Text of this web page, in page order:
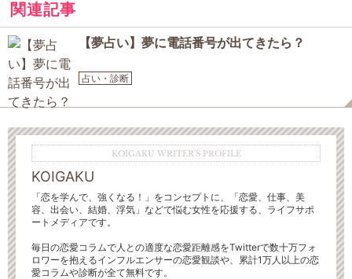
関連記事
【夢占い】夢に電話番号が出てきたら？
占い・診断
KOIGAKU WRITER'S PROFILE
KOIGAKU
「恋を学んで、強くなる！」をコンセプトに、「恋愛、仕事、美
容、出会い、結婚、浮気」などで悩む女性を応援する、ライフサポ
ートメディアです。
毎日の恋愛コラムで人との適度な恋愛距離感をTwitterで数十万フォ
ロワーを抱えるインフルエンサーの恋愛観談や、累計1万人以上の恋
愛コラムや診断が全て無料です。